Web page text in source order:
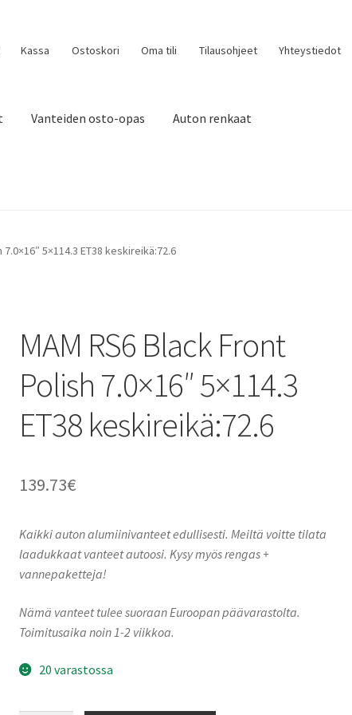
Kassa Ostoskori Oma tili Tilausohjeet Yhteystiedot
Vanteiden osto-opas Auton renkaat
5×114.3 ET38 keskireikä:72.6
MAM RS6 Black Front
Polish 7.0×16″ 5×114.3
ET38 keskireikä:72.6
139.73€
Kaikki auton alumiinivanteet edullisesti. Meiltä voitte tilata
laadukkaat vanteet autoosi. Kysy myös rengas +
vannepaketteja!
Nämä vanteet tulee suoraan Euroopan päävarastolta.
Toimitusaika noin 1-2 viikkoa.
20 varastossa